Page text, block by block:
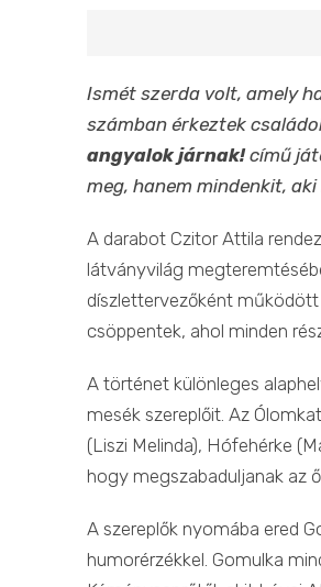
Ismét szerda volt, amely
számban érkeztek
angyalok járnak!című
meg, hanem mindenkit,
A darabot Czitor Attila
látványvilág
díszlettervezőként működött
csöppentek, ahol minden
A történet különleges
mesék szereplőit. Az
(Liszi Melinda), Hófehérke
hogy megszabaduljanak az
A szereplők nyomába ered
humorérzékkel. Gomulka